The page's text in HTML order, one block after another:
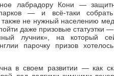
лабрадору Кони —
— и всё-таки
также не нужный населению
даже призовые статуэтки
лучник», на который
парочку призов
в своем развитии — как